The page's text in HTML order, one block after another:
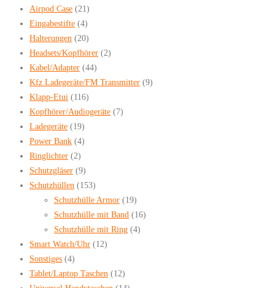
Airpod Case (21)
Eingabestifte (4)
Halterungen (20)
Headsets/Kopfhörer (2)
Kabel/Adapter (44)
Kfz Ladegeräte/FM Transmitter (9)
Klapp-Etui (116)
Kopfhörer/Audiogeräte (7)
Ladegeräte (19)
Power Bank (4)
Ringlichter (2)
Schutzgläser (9)
Schutzhüllen (153)
Schutzhülle Armor (19)
Schutzhülle mit Band (16)
Schutzhülle mit Ring (4)
Smart Watch/Uhr (12)
Sonstiges (4)
Tablet/Laptop Taschen (12)